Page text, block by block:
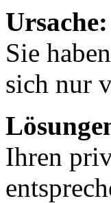
Ursache:
Sie
sich nur
Ihren